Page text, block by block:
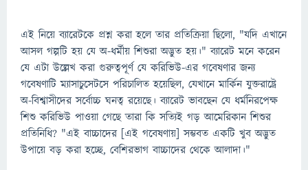
এই নিয়ে ব্যারেটকে প্রশ্ন করা হলে তার প্রতিক্রিয়া ছিলো, "যদি এখানে
আসল গল্পটি হয় যে অ-ধর্মীয় শিশুরা অদ্ভুত হয়।" ব্যারেট মনে করেন
যে এটা উল্লেখ করা গুরুত্বপূর্ণ যে করিভিউ-এর গবেষণার জন্য
গবেষণাটি ম্যাসাচুসেটসে পরিচালিত হয়েছিল, যেখানে মার্কিন যুক্তরাষ্ট্রে
অ-বিশ্বাসীদের সর্বোচ্চ ঘনত্ব রয়েছে। ব্যারেট ভাবছেন যে ধর্মনিরপেক্ষ
শিশু করিভিউ পাওয়া গেছে তারা কি সত্যিই গড় আমেরিকান শিশুর
প্রতিনিধি? "এই বাচ্চাদের [এই গবেষণায়] সম্ভবত একটি খুব অদ্ভুত
উপায়ে বড় করা হচ্ছে, বেশিরভাগ বাচ্চাদের থেকে আলাদা।"